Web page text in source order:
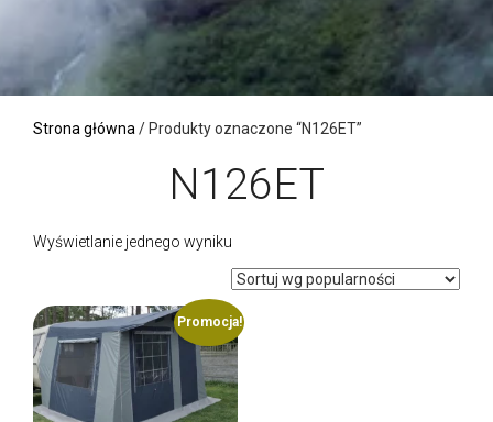
Strona główna/ Produkty oznaczone “N126ET”
N126ET
Wyświetlanie jednego wyniku
Promocja!